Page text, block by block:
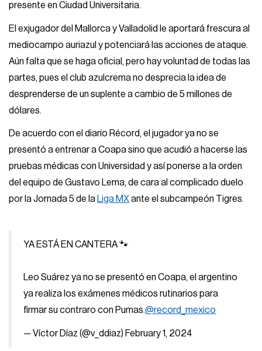
presente en Ciudad Universitaria.
El exjugador del Mallorca y Valladolid le aportará frescura al
mediocampo auriazul y potenciará las acciones de ataque.
Aún falta que se haga oficial, pero hay voluntad de todas las
partes, pues el club azulcrema no desprecia la idea de
desprenderse de un suplente a cambio de 5 millones de
dólares.
De acuerdo con el diario Récord, el jugador ya no se
presentó a entrenar a Coapa sino que acudió a hacerse las
pruebas médicas con Universidad y así ponerse a la orden
del equipo de Gustavo Lema, de cara al complicado duelo
por la Jornada 5 de la Liga MXante el subcampeón Tigres.
YA ESTÁ EN CANTERA 🐾
Leo Suárez ya no se presentó en Coapa, el argentino
ya realiza los exámenes médicos rutinarios para
firmar su contraro con Pumas.@record_mexico
— Víctor Díaz (@v_ddiaz) February 1, 2024